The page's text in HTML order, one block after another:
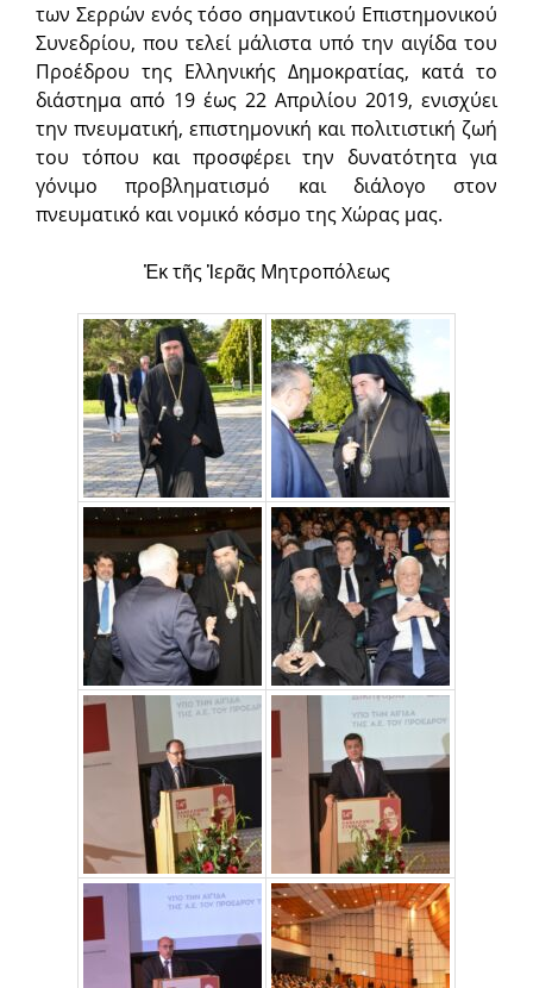
των Σερρών ενός τόσο σημαντικού Επιστημονικού
Συνεδρίου, που τελεί μάλιστα υπό την αιγίδα του
Προέδρου της Ελληνικής Δημοκρατίας, κατά το
διάστημα από 19 έως 22 Απριλίου 2019, ενισχύει
την πνευματική, επιστημονική και πολιτιστική ζωή
του τόπου και προσφέρει την δυνατότητα για
γόνιμο προβληματισμό και διάλογο στον
πνευματικό και νομικό κόσμο της Χώρας μας.
Ἐκ τῆς Ἱερᾶς Μητροπόλεως